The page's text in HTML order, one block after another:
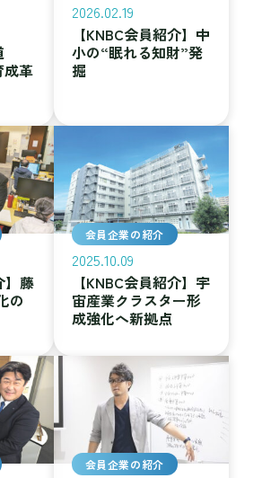
成革
2026.02.19
【KNBC会員紹介】中
小の“眠れる知財”発
掘
】藤
の
会員企業の紹介
2025.10.09
【KNBC会員紹介】宇
宙産業クラスター形
成強化へ新拠点
会員企業の紹介